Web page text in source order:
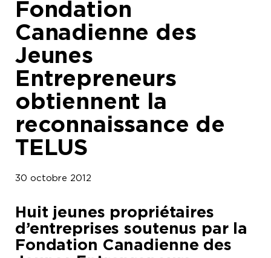
Fondation
Canadienne des
Jeunes
Entrepreneurs
obtiennent la
reconnaissance de
TELUS
30 octobre 2012
Huit jeunes propriétaires
d’entreprises soutenus par la
Fondation Canadienne des